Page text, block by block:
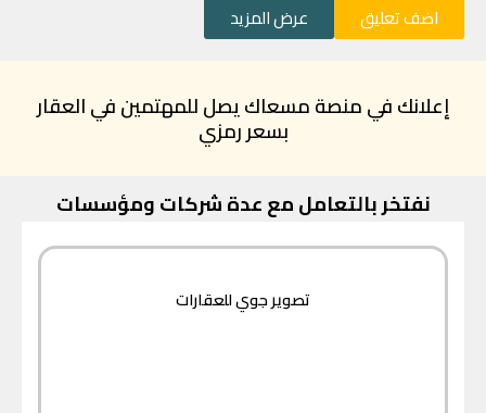
اضف تعليق عرض المزيد
إعلانك في منصة مسعاك يصل للمهتمين في العقار
بسعر رمزي
نفتخر بالتعامل مع عدة شركات ومؤسسات
تصوير جوي للعقارات